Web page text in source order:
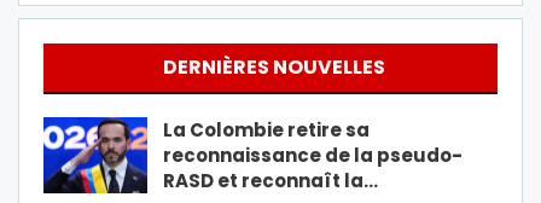
DERNIÈRES NOUVELLES
La Colombie retire sa
reconnaissance de la pseudo-
RASD et reconnaît la…